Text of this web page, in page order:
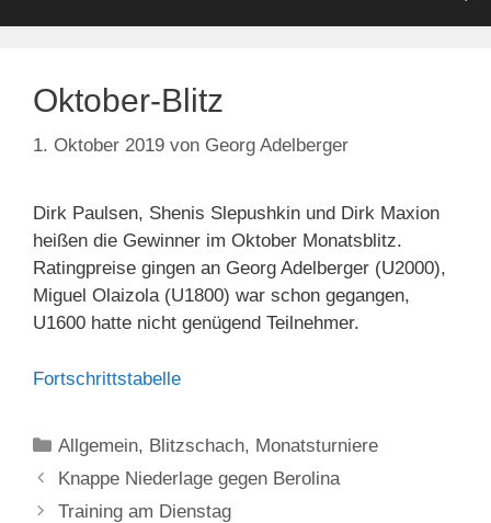
Oktober-Blitz
1. Oktober 2019 von Georg Adelberger
Dirk Paulsen, Shenis Slepushkin und Dirk Maxion
heißen die Gewinner im Oktober Monatsblitz.
Ratingpreise gingen an Georg Adelberger (U2000),
Miguel Olaizola (U1800) war schon gegangen,
U1600 hatte nicht genügend Teilnehmer.
Fortschrittstabelle
Kategorien
Allgemein, Blitzschach, Monatsturniere
Knappe Niederlage gegen Berolina
Training am Dienstag